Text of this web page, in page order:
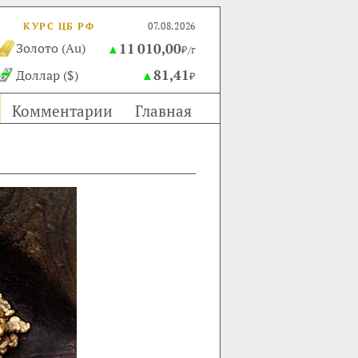
КУРС ЦБ РФ 07.08.2026
Золото (Au) ▲ 11 010,00₽/г
Доллар ($) ▲81,41₽
Комментарии Главная